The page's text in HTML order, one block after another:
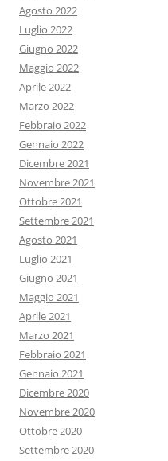
Agosto 2022
Luglio 2022
Giugno 2022
Maggio 2022
Aprile 2022
Marzo 2022
Febbraio 2022
Gennaio 2022
Dicembre 2021
Novembre 2021
Ottobre 2021
Settembre 2021
Agosto 2021
Luglio 2021
Giugno 2021
Maggio 2021
Aprile 2021
Marzo 2021
Febbraio 2021
Gennaio 2021
Dicembre 2020
Novembre 2020
Ottobre 2020
Settembre 2020